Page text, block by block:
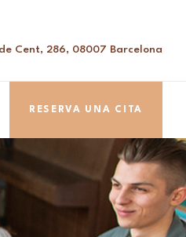
Cent, 286, 08007 Barcelona
RESERVA UNA CITA